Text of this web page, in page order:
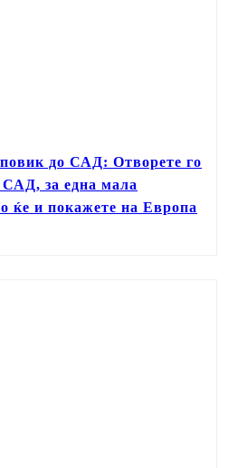
до САД: Отворете го
за една мала
ќе и покажете на Европа